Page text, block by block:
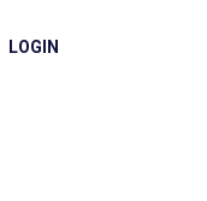
LOGIN